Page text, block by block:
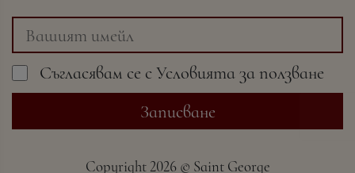
Съгласявам се с Условиятаза ползване
Записване
Copyright 2026 © Saint George